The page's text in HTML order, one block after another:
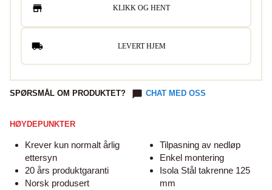
KLIKK OG HENT
LEVERT HJEM
SPØRSMÅL OM PRODUKTET? CHAT MED OSS
HØYDEPUNKTER
Krever kun normalt årlig
ettersyn
20 års produktgaranti
Norsk produsert
Tilpasning av nedløp
Enkel montering
Isola Stål takrenne 125
mm